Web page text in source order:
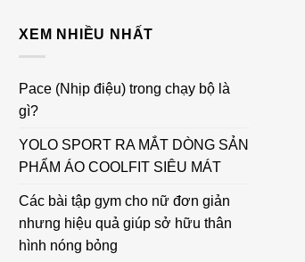
XEM NHIỀU NHẤT
Pace (Nhịp điệu) trong chạy bộ là
gì?
YOLO SPORT RA MẮT DÒNG SẢN
PHẨM ÁO COOLFIT SIÊU MÁT
Các bài tập gym cho nữ đơn giản
nhưng hiệu quả giúp sở hữu thân
hình nóng bỏng